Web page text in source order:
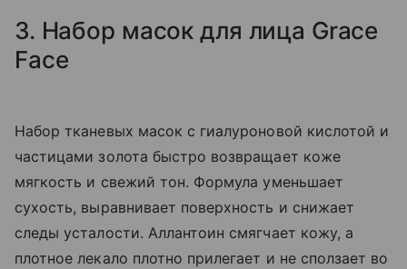
3. Набор масок для лица Grace
Face
Набор тканевых масок с гиалуроновой кислотой и
частицами золота быстро возвращает коже
мягкость и свежий тон. Формула уменьшает
сухость, выравнивает поверхность и снижает
следы усталости. Аллантоин смягчает кожу, а
плотное лекало плотно прилегает и не сползает во